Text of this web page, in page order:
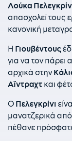
Λούκα
απασχολεί τους
κανονική
Η Γιουβέντους
για να τον πάρει
αρχικά στην
Αϊντραχτ και
Ο Πελεγκρίνι
μανατζερικά
πέθανε